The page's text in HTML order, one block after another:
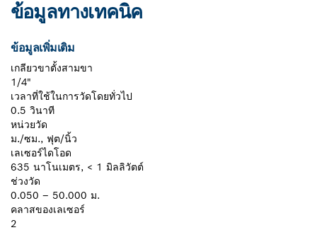
ข้อมูลทางเทคนิค
ข้อมูลเพิ่มเติม
เกลียวขาตั้งสามขา
1/4"
เวลาที่ใช้ในการวัดโดยทั่วไป
0.5 วินาที
หน่วยวัด
ม./ซม., ฟุต/นิ้ว
เลเซอร์ไดโอด
635 นาโนเมตร, < 1 มิลลิวัตต์
ช่วงวัด
0.050 – 50.000 ม.
คลาสของเลเซอร์
2